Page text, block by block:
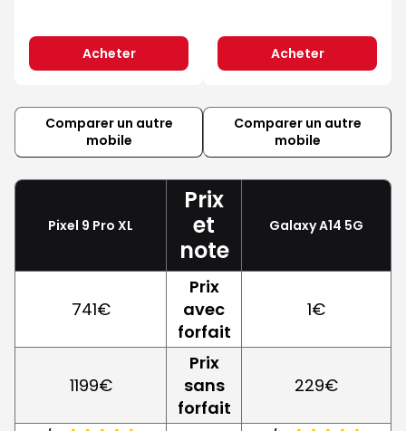
Acheter Acheter
Comparer un autre
mobile
Comparer un autre
mobile
Pixel 9 Pro XL
Prix
et
note
Galaxy A14 5G
741€
Prix
avec
forfait
1€
1199€
Prix
sans
forfait
229€